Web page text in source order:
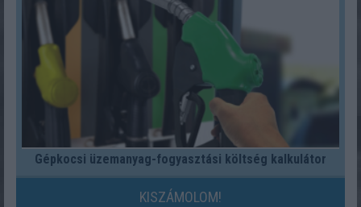
Gépkocsi üzemanyag-fogyasztási költség kalkulátor
KISZÁMOLOM!